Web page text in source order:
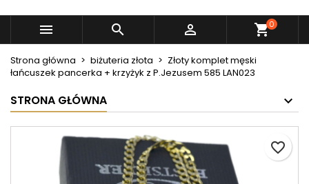
   shopping_cart0
Strona główna biżuteria złota
Złoty komplet męski
łańcuszek pancerka + krzyżyk z P.Jezusem 585 LAN023
STRONA GŁÓWNA
favorite_border